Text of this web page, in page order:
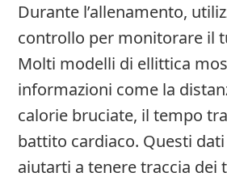
Durante l’allenamento,
controllo per monitorare il
Molti modelli di ellittica
informazioni come la
calorie bruciate, il tempo
battito cardiaco. Questi
aiutarti a tenere traccia dei